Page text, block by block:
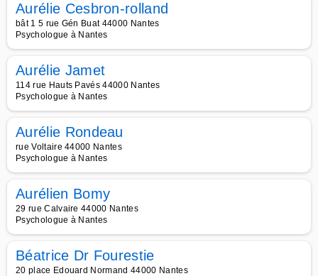
Aurélie Cesbron-rolland
bât 1 5 rue Gén Buat 44000 Nantes
Psychologue à Nantes
Aurélie Jamet
114 rue Hauts Pavés 44000 Nantes
Psychologue à Nantes
Aurélie Rondeau
rue Voltaire 44000 Nantes
Psychologue à Nantes
Aurélien Bomy
29 rue Calvaire 44000 Nantes
Psychologue à Nantes
Béatrice Dr Fourestie
20 place Edouard Normand 44000 Nantes